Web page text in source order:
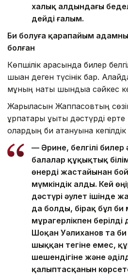
халық алдындағы
дейді ғалым.
Би болуға қарапайым
болған
Көпшілік арасында билер
шыққан деген түсінік бар.
мұның нақты шындыққа сәйкес
Жарылқасын Жаппасовтың
ұрпақтары құқықтық дәстүрді
олардың би атануына
— Әрине, белгілі билер
балалар құқықтық
өнерді жастайынан
мүмкіндік алды. Кей
дәстүрі әулет ішінде
да болды, бірақ бұл би
мұрагерлікпен берілді
Шоқан Уәлиханов та
шыққан тегіне емес,
шешендігіне және
қалыптасқанын